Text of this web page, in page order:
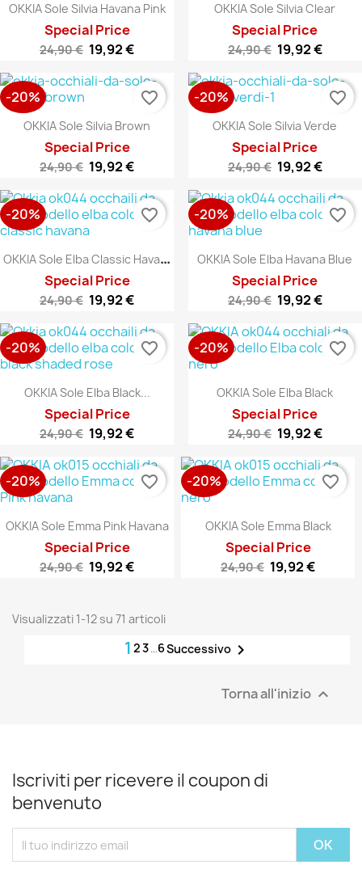
OKKIA Sole Silvia Havana Pink
Special Price
24,90 € 19,92 €
OKKIA Sole Silvia Clear
Special Price
24,90 € 19,92 €
OKKIA Sole Silvia Brown
Special Price
24,90 € 19,92 €
-20% favorite_border
OKKIA Sole Silvia Verde
Special Price
24,90 € 19,92 €
-20% favorite_border
O
KKIA Sole Elba Classic Havana
Special Price
24,90 € 19,92 €
-20% favorite_border
OKKIA Sole Elba Havana Blue
Special Price
24,90 € 19,92 €
-20% favorite_border
OKKIA Sole Elba Black...
Special Price
24,90 € 19,92 €
-20% favorite_border
OKKIA Sole Elba Black
Special Price
24,90 € 19,92 €
-20% favorite_border
OKKIA Sole Emma Pink Havana
Special Price
24,90 € 19,92 €
-20% favorite_border
OKKIA Sole Emma Black
Special Price
24,90 € 19,92 €
-20% favorite_border
Visualizzati 1-12 su 71 articoli
1 23…6Successivo
Torna all'inizio 
Iscriviti per ricevere il coupon di
benvenuto